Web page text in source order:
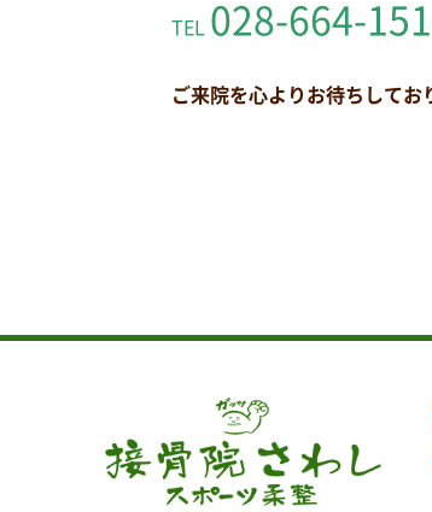
TEL 028-664-
ご来院を心よりお待ちしてお